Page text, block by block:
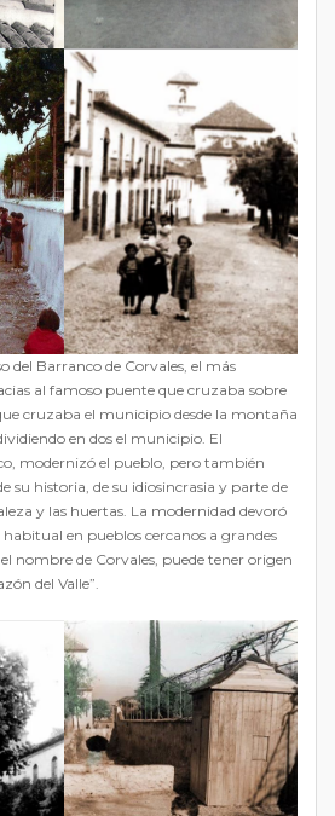
del Barranco de Corvales, el más
al famoso puente que cruzaba sobre
cruzaba el municipio desde la montaña
en dos el municipio. El
modernizó el pueblo, pero también
su historia, de su idiosincrasia y parte de
y las huertas. La modernidad devoró
habitual en pueblos cercanos a grandes
nombre de Corvales, puede tener origen
del Valle”.